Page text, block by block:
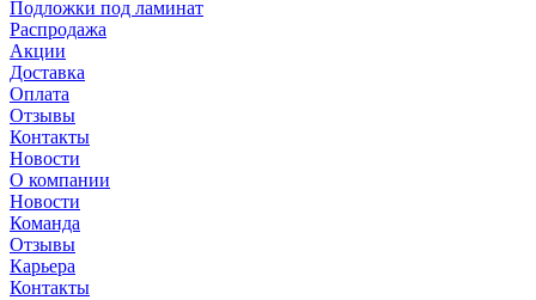
Подложки под ламинат
Распродажа
Акции
Доставка
Оплата
Отзывы
Контакты
Новости
О компании
Новости
Команда
Отзывы
Карьера
Контакты